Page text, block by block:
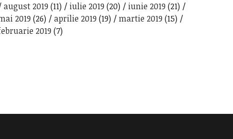
august 2019 (11) iulie 2019 (20) iunie 2019 (21)
2019 (26) aprilie 2019 (19) martie 2019 (15)
2019 (7)